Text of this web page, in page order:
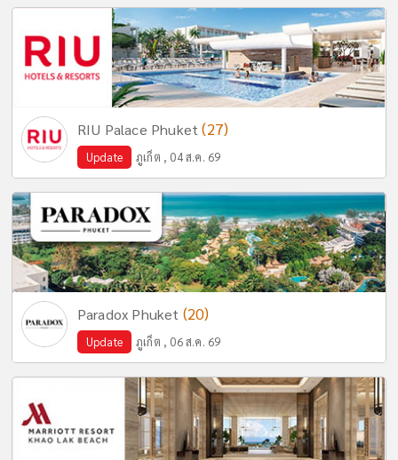
RIU Palace Phuket(27)
Update ภูเก็ต , 04 ส.ค. 69
Paradox Phuket (20)
Update ภูเก็ต , 06 ส.ค. 69